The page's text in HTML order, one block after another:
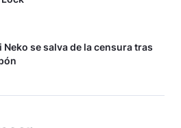
Neko se salva de la censura tras